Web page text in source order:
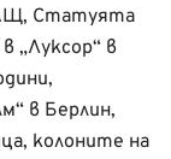
Статуята
„Луксор“ в
в Берлин,
колоните на